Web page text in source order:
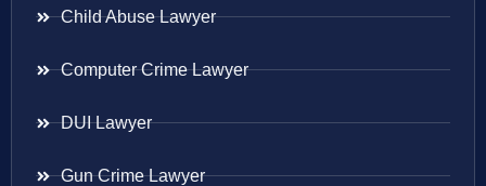
Child Abuse Lawyer
Computer Crime Lawyer
DUI Lawyer
Gun Crime Lawyer